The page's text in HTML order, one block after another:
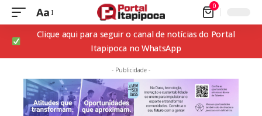
Aa 0
Clique aqui para seguir o canal de notícias do Portal
Itapipoca no WhatsApp
- Publicidade -